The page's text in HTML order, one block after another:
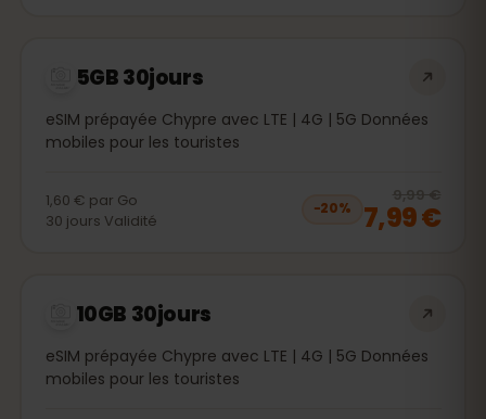
5GB 30jours
eSIM prépayée Chypre avec LTE | 4G | 5G Données
mobiles pour les touristes
1,60 € par Go
30 jours Validité
−20%
9,99 €
7,99 €
10GB 30jours
eSIM prépayée Chypre avec LTE | 4G | 5G Données
mobiles pour les touristes